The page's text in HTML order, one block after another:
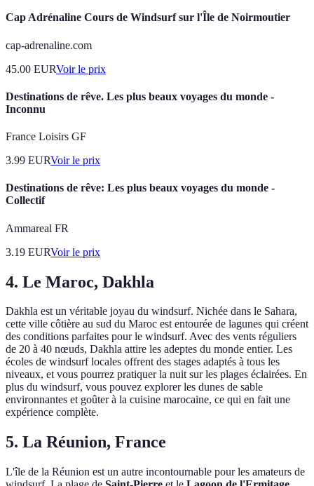
Cap Adrénaline Cours de Windsurf sur l'Île de Noirmoutier
cap-adrenaline.com
45.00 EURVoir le prix
Destinations de rêve. Les plus beaux voyages du monde -
Inconnu
France Loisirs GF
3.99 EURVoir le prix
Destinations de rêve: Les plus beaux voyages du monde -
Collectif
Ammareal FR
3.19 EURVoir le prix
4. Le Maroc, Dakhla
Dakhla est un véritable joyau du windsurf. Nichée dans le Sahara,
cette ville côtière au sud du Maroc est entourée de lagunes qui créent
des conditions parfaites pour le windsurf. Avec des vents réguliers
de 20 à 40 nœuds, Dakhla attire les adeptes du monde entier. Les
écoles de windsurf locales offrent des stages adaptés à tous les
niveaux, et vous pourrez pratiquer la nuit sur les plages éclairées. En
plus du windsurf, vous pouvez explorer les dunes de sable
environnantes et goûter à la cuisine marocaine, ce qui en fait une
expérience complète.
5. La Réunion, France
L'île de la Réunion est un autre incontournable pour les amateurs de